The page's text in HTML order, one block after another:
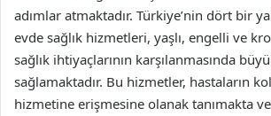
adımlar atmaktadır. Türkiye’nin dört bir
evde sağlık hizmetleri, yaşlı, engelli ve
sağlık ihtiyaçlarının karşılanmasında
sağlamaktadır. Bu hizmetler, hastaların
hizmetine erişmesine olanak tanımakta